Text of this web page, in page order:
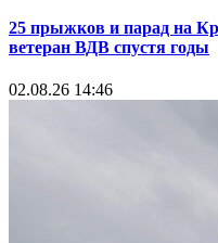
25 прыжков и парад на
ветеран ВДВ спустя годы
02.08.26 14:46